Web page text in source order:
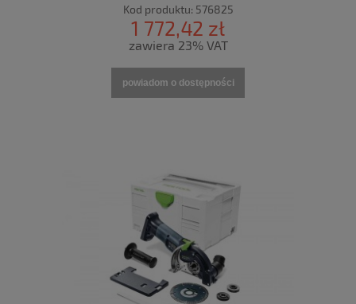
Kod produktu: 576825
1 772,42 zł
zawiera 23% VAT
powiadom o dostępności